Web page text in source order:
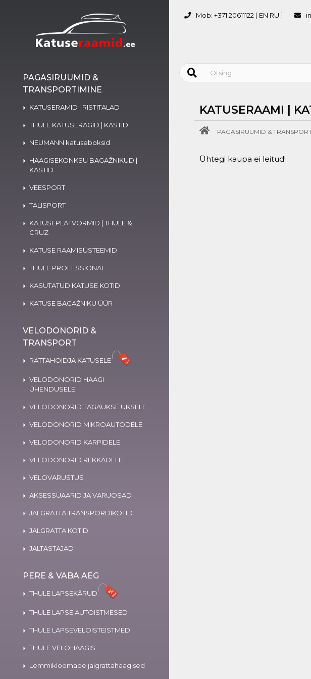
PAGASIRUUMID &
TRANSPORTIMINE
KATUSERAMID | RISTITALAD
THULE KATUSERAGID | KASTID
NEUMANN katuseboksid
HAAGISEKONKSU BAGAŽNIKUD |
KASTID
VEESPORT
TALISPORT
KATUSEPLATVORMID | THULE &
CRUZ
KATUSE RAAMISÜSTEEMID
THULE PROFESSIONAL
KASUTATUD KATUSE KOTID
KATUSE BAGAŽNIKU ÜÜR
VELODONORID &
TRANSPORT
RATTAHOIDJA KATUSELE
VELODONORID HAAGI
ÜHENDUSELE
VELODONORID TAGAUKSE UKSELE
VELODONORID MIKROAUTODELE
VELODONORID KARPIDELE
VELODONORID REKKADELE
VELOVARUSTUS
AKSESSUAARID JA VARUOSAD
JALGRATTA TRANSPORDIKOTID
JALGRATTA KOTID
JALTASTAJAD
PERE & VABA AEG
THULE LAPSEKÄRUD
THULE LAPSE AUTOISTMESED
THULE LAPSEVELOISTEISTMED
THULE VELOHAAGIS
Lemmikloomade jalgrattahaagised
Mob: +371 20611122 [ EN RU ]
KATUSERAAMI |
PAGASIRUUMID &
Ühtegi kaupa ei leitud!